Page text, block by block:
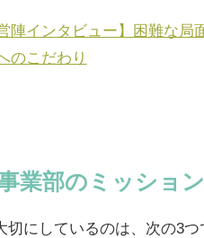
営陣インタビュー】困難な
のこだわり
業部のミッション
切にしているのは、次の3つ